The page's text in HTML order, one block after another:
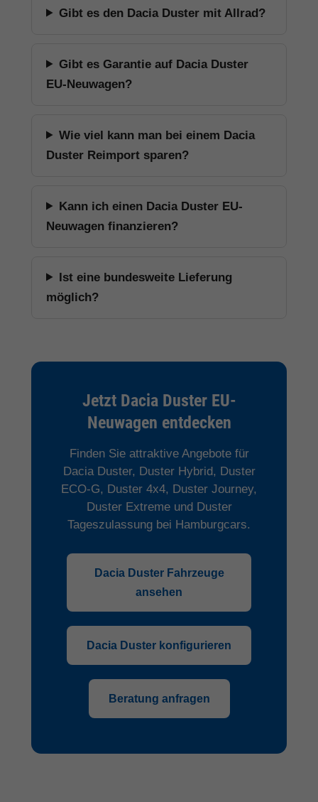
Gibt es den Dacia Duster mit Allrad?
Gibt es Garantie auf Dacia Duster
EU-Neuwagen?
Wie viel kann man bei einem Dacia
Duster Reimport sparen?
Kann ich einen Dacia Duster EU-
Neuwagen finanzieren?
Ist eine bundesweite Lieferung
möglich?
Jetzt Dacia Duster EU-
Neuwagen entdecken
Finden Sie attraktive Angebote für
Dacia Duster, Duster Hybrid, Duster
ECO-G, Duster 4x4, Duster Journey,
Duster Extreme und Duster
Tageszulassung bei Hamburgcars.
Dacia Duster Fahrzeuge
ansehen
Dacia Duster konfigurieren
Beratung anfragen